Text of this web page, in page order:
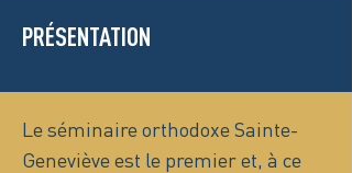
PRÉSENTATION
Le séminaire orthodoxe Sainte-
Geneviève est le premier et, à ce